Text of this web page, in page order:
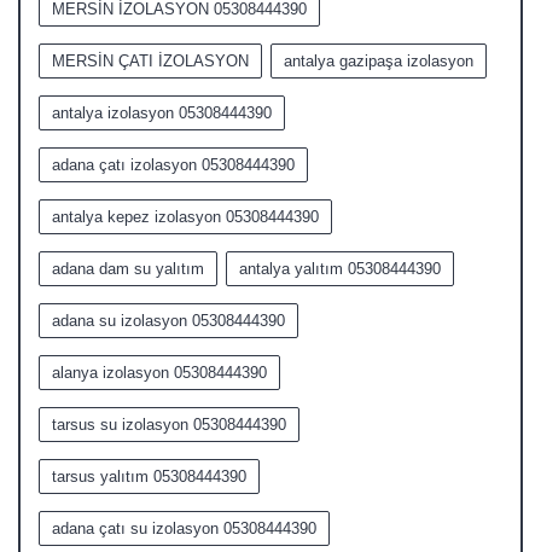
MERSİN İZOLASYON 05308444390
MERSİN ÇATI İZOLASYON antalya gazipaşa izolasyon
antalya izolasyon 05308444390
adana çatı izolasyon 05308444390
antalya kepez izolasyon 05308444390
adana dam su yalıtım antalya yalıtım 05308444390
adana su izolasyon 05308444390
alanya izolasyon 05308444390
tarsus su izolasyon 05308444390
tarsus yalıtım 05308444390
adana çatı su izolasyon 05308444390